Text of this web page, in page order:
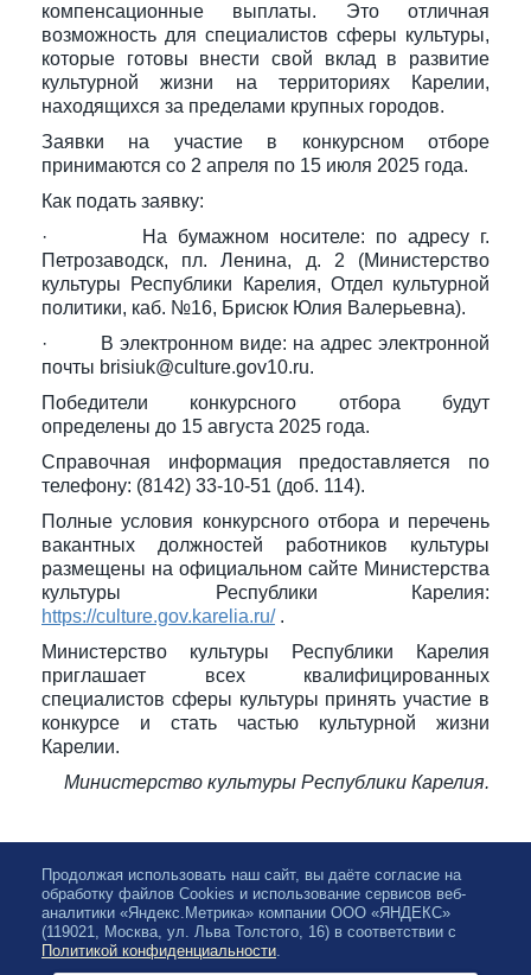
компенсационные выплаты. Это отличная
возможность для специалистов сферы культуры,
которые готовы внести свой вклад в развитие
культурной жизни на территориях Карелии,
находящихся за пределами крупных городов.
Заявки на участие в конкурсном отборе
принимаются со 2 апреля по 15 июля 2025 года.
Как подать заявку:
· На бумажном носителе: по адресу г.
Петрозаводск, пл. Ленина, д. 2 (Министерство
культуры Республики Карелия, Отдел культурной
политики, каб. №16, Брисюк Юлия Валерьевна).
· В электронном виде: на адрес электронной
почты brisiuk@culture.gov10.ru.
Победители конкурсного отбора будут
определены до 15 августа 2025 года.
Справочная информация предоставляется по
телефону: (8142) 33-10-51 (доб. 114).
Полные условия конкурсного отбора и перечень
вакантных должностей работников культуры
размещены на официальном сайте Министерства
культуры Республики Карелия:
https://culture.gov.karelia.ru/.
Министерство культуры Республики Карелия
приглашает всех квалифицированных
специалистов сферы культуры принять участие в
конкурсе и стать частью культурной жизни
Карелии.
Министерство культуры Республики Карелия.
Продолжая использовать наш сайт, вы даёте согласие на
обработку файлов Cookies и использование сервисов веб-
аналитики «Яндекс.Метрика» компании ООО «ЯНДЕКС»
(119021, Москва, ул. Льва Толстого, 16) в соответствии с
Политикой конфиденциальности.